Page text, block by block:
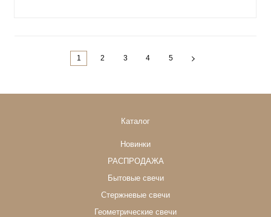
1 2 3 4 5
Каталог
Новинки
РАСПРОДАЖА
Бытовые свечи
Стержневые свечи
Геометрические свечи